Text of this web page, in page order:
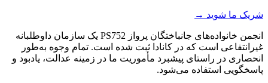
شریک ما شوید →
انجمن خانواده‌های جانباختگان پرواز PS752 یک سازمان داوطلبانه
غیرانتفاعی است که در کانادا ثبت شده است. تمام وجوه به‌طور
انحصاری در راستای پیشبرد مأموریت ما در زمینه عدالت، یادبود و
پاسخگویی استفاده می‌شود.